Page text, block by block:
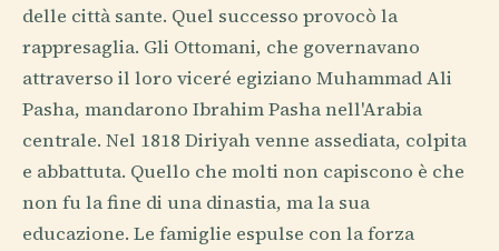
delle città sante. Quel successo provocò la
rappresaglia. Gli Ottomani, che governavano
attraverso il loro viceré egiziano Muhammad Ali
Pasha, mandarono Ibrahim Pasha nell'Arabia
centrale. Nel 1818 Diriyah venne assediata, colpita
e abbattuta. Quello che molti non capiscono è che
non fu la fine di una dinastia, ma la sua
educazione. Le famiglie espulse con la forza